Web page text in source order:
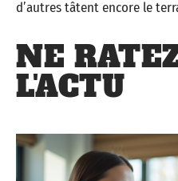
d’autres tâtent encore le
NE
L'ACTU